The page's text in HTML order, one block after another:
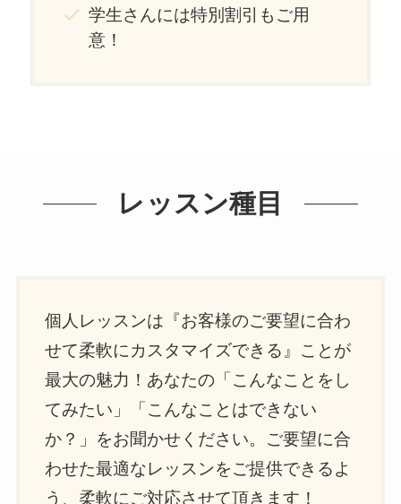
学生さんには特別割引もご用
意！
レッスン種目
個人レッスンは『お客様のご要望に合わ
せて柔軟にカスタマイズできる』ことが
最大の魅力！あなたの「こんなことをし
てみたい」「こんなことはできない
か？」をお聞かせください。ご要望に合
わせた最適なレッスンをご提供できるよ
う、柔軟にご対応させて頂きます！